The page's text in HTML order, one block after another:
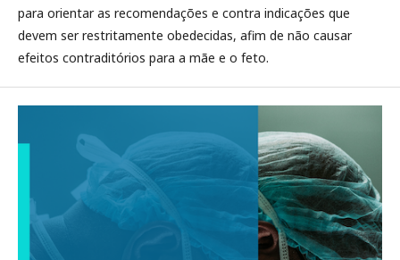
para orientar as recomendações e contra indicações que
devem ser restritamente obedecidas, afim de não causar
efeitos contraditórios para a mãe e o feto.